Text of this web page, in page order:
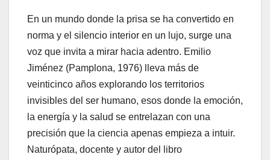
En un mundo donde la prisa se ha convertido en
norma y el silencio interior en un lujo, surge una
voz que invita a mirar hacia adentro. Emilio
Jiménez (Pamplona, 1976) lleva más de
veinticinco años explorando los territorios
invisibles del ser humano, esos donde la emoción,
la energía y la salud se entrelazan con una
precisión que la ciencia apenas empieza a intuir.
Naturópata, docente y autor del libro